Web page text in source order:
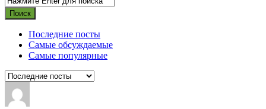
Последние посты
Самые обсуждаемые
Самые популярные